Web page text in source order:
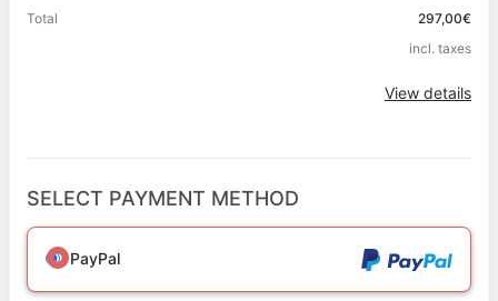
Total
297,00€
incl. taxes
View details
SELECT PAYMENT METHOD
PayPal